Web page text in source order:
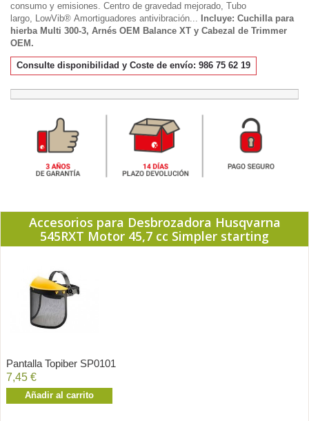
consumo y emisiones. Centro de gravedad mejorado, Tubo
largo, LowVib® Amortiguadores antivibración...
Incluye: Cuchilla para
hierba Multi 300-3, Arnés OEM Balance XT y Cabezal de Trimmer
OEM.
Consulte disponibilidad y Coste de envío: 986 75 62 19
Accesorios para Desbrozadora Husqvarna
545RXT Motor 45,7 cc Simpler starting
Pantalla Topiber SP0101
7,45 €
Añadir al carrito